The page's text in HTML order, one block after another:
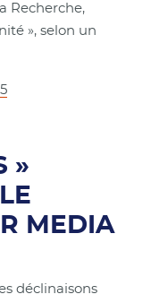
Recherche,
», selon un
»
MEDIA
déclinaisons